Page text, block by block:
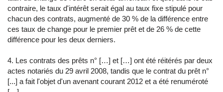
contraire, le taux d'intérêt serait égal au taux fixe stipulé pour
chacun des contrats, augmenté de 30 % de la différence entre
ces taux de change pour le premier prêt et de 26 % de cette
différence pour les deux derniers.
4. Les contrats des prêts n° […] et […] ont été réitérés par deux
actes notariés du 29 avril 2008, tandis que le contrat du prêt n°
[...] a fait l'objet d'un avenant courant 2012 et a été renuméroté